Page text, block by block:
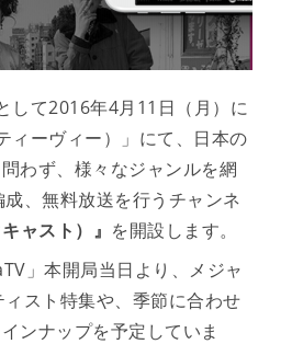
して2016年4月11日（月）に
ィーヴィー）」にて、日本の
わず、様々なジャンルを網
、無料放送を行うチャンネ
ャスト）』 を開設します。
」本開局当日より、メジャ
スト特集や、季節に合わせ
ンナップを予定していま